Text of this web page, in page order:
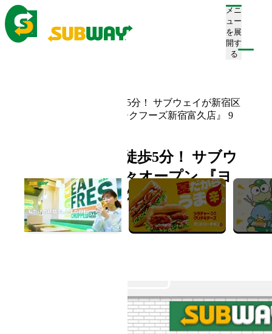
メニ
ュー
を展
開す
る
新宿御苑前駅から徒歩5分！ サブウェイが新宿区
に続々オープン 『ヨークフーズ新宿富久店』 9
新宿御苑前駅から徒歩5分！ サブウ
ェイが新宿区に続々オープン 『ヨ
ークフーズ新宿富久店』 9月25日
（木）オープン